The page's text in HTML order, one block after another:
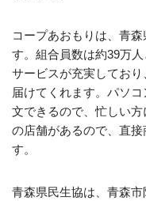
コープあおもりは、青
す。組合員数は約39万
サービスが充実してお
届けてくれます。パソ
文できるので、忙しい
の店舗があるので、直
す。
青森県民生協は、青森市